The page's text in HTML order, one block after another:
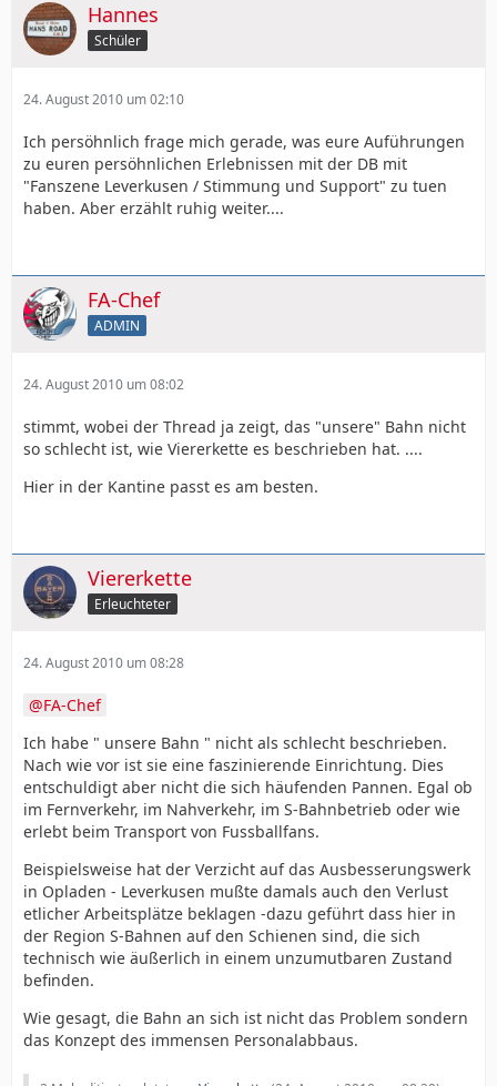
Hannes
Schüler
24. August 2010 um 02:10
Ich persöhnlich frage mich gerade, was eure Auführungen
zu euren persöhnlichen Erlebnissen mit der DB mit
"Fanszene Leverkusen / Stimmung und Support" zu tuen
haben. Aber erzählt ruhig weiter....
FA-Chef
ADMIN
24. August 2010 um 08:02
stimmt, wobei der Thread ja zeigt, das "unsere" Bahn nicht
so schlecht ist, wie Viererkette es beschrieben hat. ....
Hier in der Kantine passt es am besten.
Viererkette
Erleuchteter
24. August 2010 um 08:28
FA-Chef
Ich habe " unsere Bahn " nicht als schlecht beschrieben.
Nach wie vor ist sie eine faszinierende Einrichtung. Dies
entschuldigt aber nicht die sich häufenden Pannen. Egal ob
im Fernverkehr, im Nahverkehr, im S-Bahnbetrieb oder wie
erlebt beim Transport von Fussballfans.
Beispielsweise hat der Verzicht auf das Ausbesserungswerk
in Opladen - Leverkusen mußte damals auch den Verlust
etlicher Arbeitsplätze beklagen -dazu geführt dass hier in
der Region S-Bahnen auf den Schienen sind, die sich
technisch wie äußerlich in einem unzumutbaren Zustand
befinden.
Wie gesagt, die Bahn an sich ist nicht das Problem sondern
das Konzept des immensen Personalabbaus.